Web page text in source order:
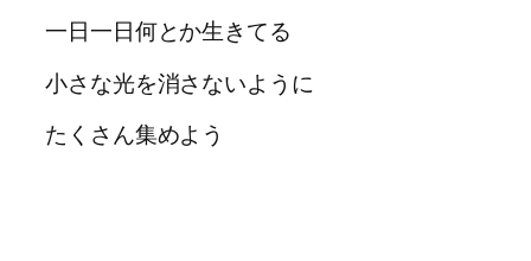
一日一日何とか生きてる
小さな光を消さないように
たくさん集めよう